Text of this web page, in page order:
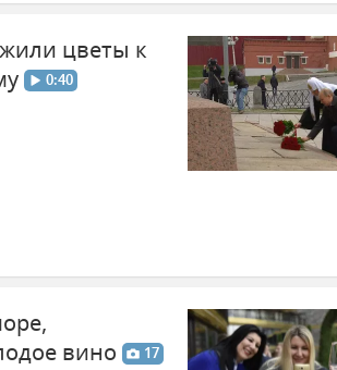
цветы к
0:40
вино
17